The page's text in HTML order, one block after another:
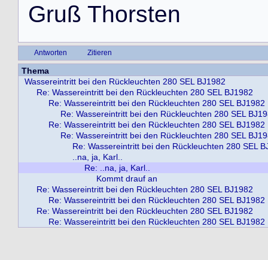
Gruß Thorsten
Antworten Zitieren
Thema
Wassereintritt bei den Rückleuchten 280 SEL BJ1982
Re: Wassereintritt bei den Rückleuchten 280 SEL BJ1982
Re: Wassereintritt bei den Rückleuchten 280 SEL BJ1982
Re: Wassereintritt bei den Rückleuchten 280 SEL
Re: Wassereintritt bei den Rückleuchten 280 SEL BJ1982
Re: Wassereintritt bei den Rückleuchten 280 SEL
Re: Wassereintritt bei den Rückleuchten 280 SEL
..na, ja, Karl..
Re: ..na, ja, Karl..
Kommt drauf an
Re: Wassereintritt bei den Rückleuchten 280 SEL BJ1982
Re: Wassereintritt bei den Rückleuchten 280 SEL BJ1982
Re: Wassereintritt bei den Rückleuchten 280 SEL BJ1982
Re: Wassereintritt bei den Rückleuchten 280 SEL BJ1982